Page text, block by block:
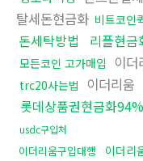
탈세돈현금화 비트코인
돈세탁방법 리플현금
모든코인 고가매입 이더
trc20사는법
이더리움
롯데상품권현금화94%
usdc구입처
이더리움구입대행 이더리